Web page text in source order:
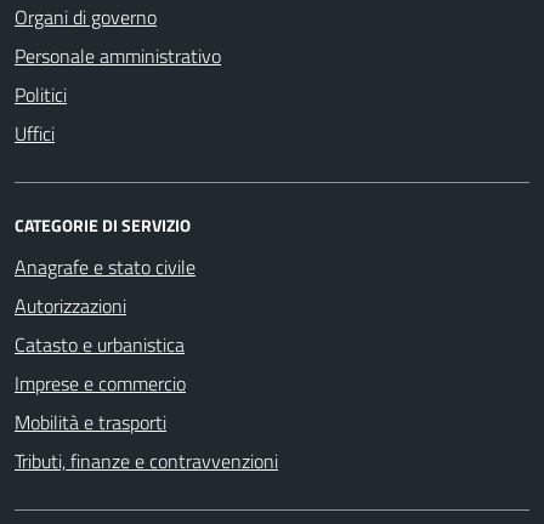
Organi di governo
Personale amministrativo
Politici
Uffici
CATEGORIE DI SERVIZIO
Anagrafe e stato civile
Autorizzazioni
Catasto e urbanistica
Imprese e commercio
Mobilità e trasporti
Tributi, finanze e contravvenzioni